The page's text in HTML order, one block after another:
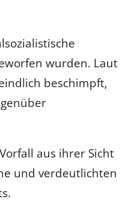
wurden. Laut
beschimpft,
aus ihrer Sicht
und verdeutlichten